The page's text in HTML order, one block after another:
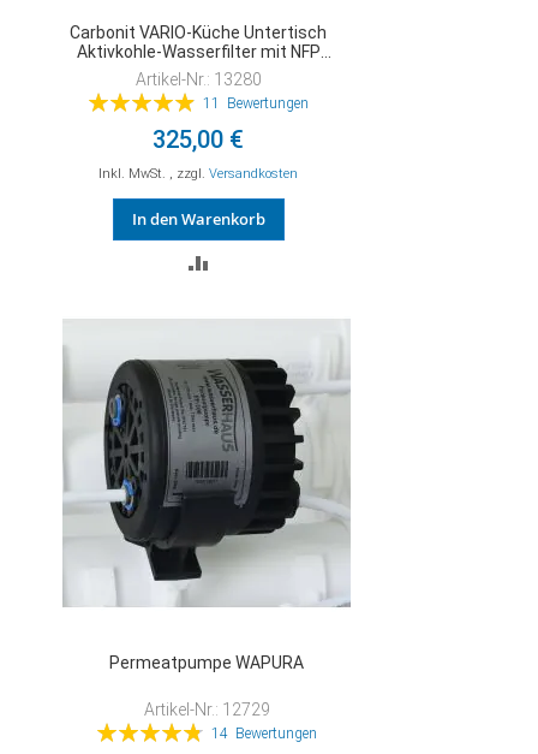
Carbonit VARIO-Küche Untertisch
Aktivkohle-Wasserfilter mit NFP
Premium
Artikel-Nr.: 13280
Bewertung:
11 Bewertungen
325,00 €
Inkl. MwSt. , zzgl. Versandkosten
In den Warenkorb
Permeatpumpe WAPURA
Artikel-Nr.: 12729
Bewertung:
14 Bewertungen